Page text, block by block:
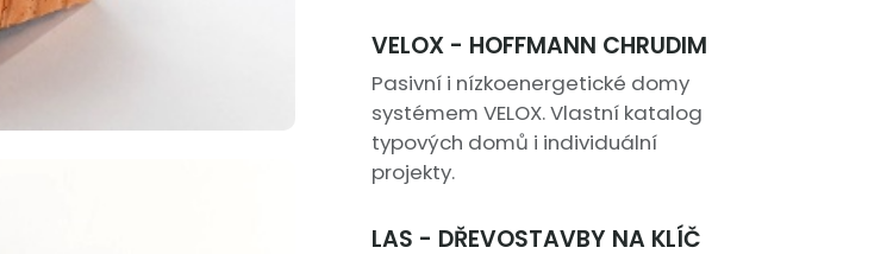
VELOX - HOFFMANN CHRUDIM
Pasivní i nízkoenergetické domy
systémem VELOX. Vlastní katalog
typových domů i individuální
projekty.
LAS - DŘEVOSTAVBY NA KLÍČ